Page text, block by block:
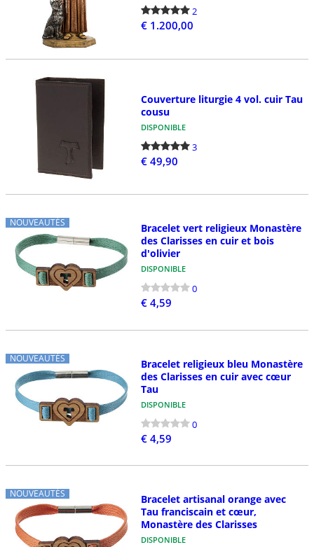
2
€ 1.200,00
Couverture liturgie 4 vol. cuir Tau
cousu
DISPONIBLE
3
€ 49,90
NOUVEAUTÉS
Bracelet vert religieux Monastère
des Clarisses en cuir et bois
d'olivier
DISPONIBLE
0
€ 4,59
NOUVEAUTÉS
Bracelet religieux bleu Monastère
des Clarisses en cuir avec cœur
Tau
DISPONIBLE
0
€ 4,59
NOUVEAUTÉS
Bracelet artisanal orange avec
Tau franciscain et cœur,
Monastère des Clarisses
DISPONIBLE